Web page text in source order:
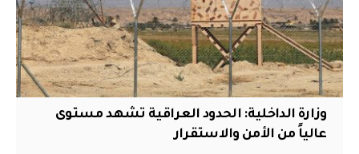
وزارة الداخلية: الحدود العراقية تشهد مستوى
عالياً من الأمن والاستقرار